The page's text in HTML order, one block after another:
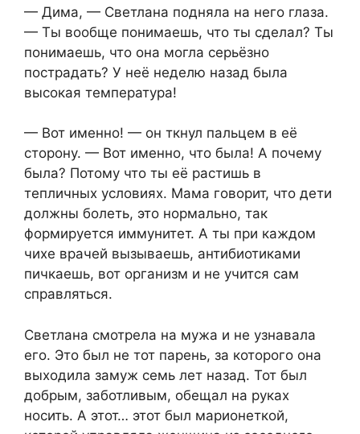
— Дима, — Светлана подняла на него глаза.
— Ты вообще понимаешь, что ты сделал? Ты
понимаешь, что она могла серьёзно
пострадать? У неё неделю назад была
высокая температура!
— Вот именно! — он ткнул пальцем в её
сторону. — Вот именно, что была! А почему
была? Потому что ты её растишь в
тепличных условиях. Мама говорит, что дети
должны болеть, это нормально, так
формируется иммунитет. А ты при каждом
чихе врачей вызываешь, антибиотиками
пичкаешь, вот организм и не учится сам
справляться.
Светлана смотрела на мужа и не узнавала
его. Это был не тот парень, за которого она
выходила замуж семь лет назад. Тот был
добрым, заботливым, обещал на руках
носить. А этот… этот был марионеткой,